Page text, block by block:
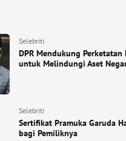
Selebriti
DPR Mendukung Perketatan
untuk Melindungi Aset
Selebriti
Sertifikat Pramuka Garuda
bagi Pemiliknya